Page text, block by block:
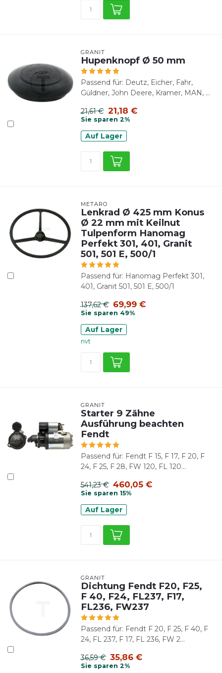
GRANIT
Hupenknopf Ø 50 mm
Passend für: Deutz, Eicher, Fahr,
Güldner, John Deere, Kramer, MAN, ...
21,61 € 21,18 €
Sie sparen 2%
Auf Lager
METARO
Lenkrad Ø 425 mm Konus
Ø 22 mm mit Keilnut
Tulpenform Hanomag
Perfekt 301, 401, Granit
501, 501 E, 500/1
Passend für: Hanomag Perfekt 301,
401, Granit 501, 501 E, 500/1
137,62 € 69,99 €
Sie sparen 49%
Auf Lager
nvt
GRANIT
Starter 9 Zähne
Ausführung beachten
Fendt
Passend für: Fendt F 15, F 17, F 20, F
24, F 25, F 28, FW 120, FL 120...
541,23 € 460,05 €
Sie sparen 15%
Auf Lager
GRANIT
Dichtung Fendt F20, F25,
F 40, F24, FL237, F17,
FL236, FW237
Passend für: Fendt F 20, F 25, F 40, F
24, FL 237, F 17, FL 236, FW 2...
36,59 € 35,86 €
Sie sparen 2%